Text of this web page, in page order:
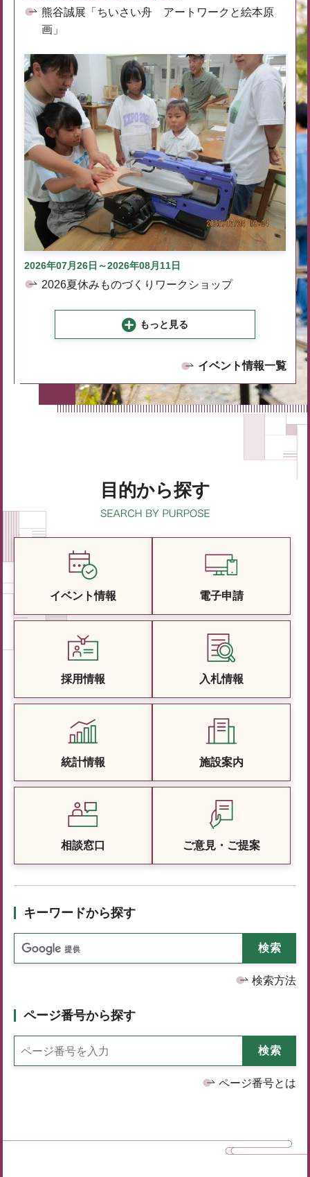
熊谷誠展「ちいさい舟 アートワークと絵本原
画」
2026年07月26日～2026年08月11日
2026夏休みものづくりワークショップ
もっと見る
イベント情報一覧
目的から探す
イベント情報 電子申請
採用情報 入札情報
統計情報 施設案内
相談窓口 ご意見・ご提案
キーワードから探す
検索方法
ページ番号から探す
ページ番号とは